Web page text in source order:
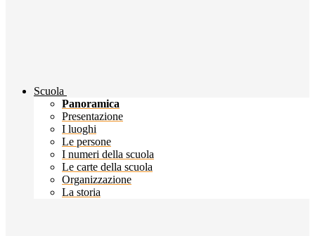
Scuola
Panoramica
Presentazione
I luoghi
Le persone
I numeri della scuola
Le carte della scuola
Organizzazione
La storia